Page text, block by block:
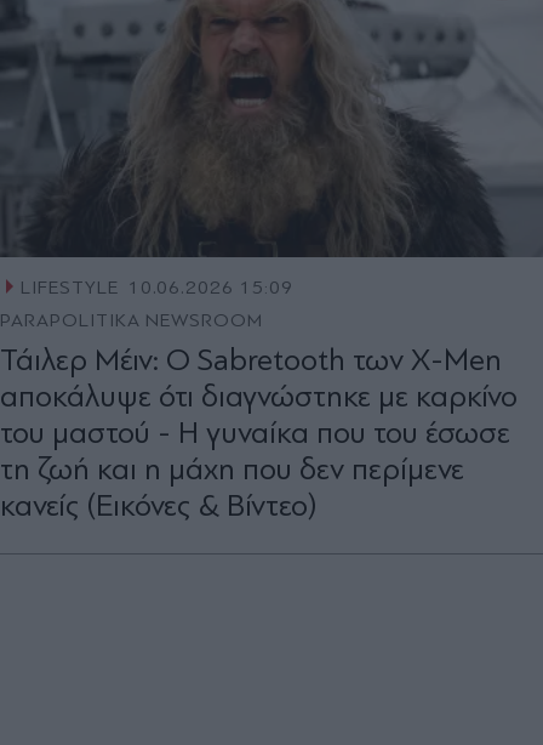
LIFESTYLE 10.06.2026 15:09
PARAPOLITIKA NEWSROOM
Τάιλερ Μέιν: Ο Sabretooth των X-Men
αποκάλυψε ότι διαγνώστηκε με καρκίνο
του μαστού - Η γυναίκα που του έσωσε
τη ζωή και η μάχη που δεν περίμενε
κανείς (Εικόνες & Βίντεο)